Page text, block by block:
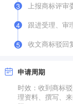
3
上报商标评审
4
跟进受理、审
5 收文商标驳回
申请周期
时效：收到商标
理资料、撰写、